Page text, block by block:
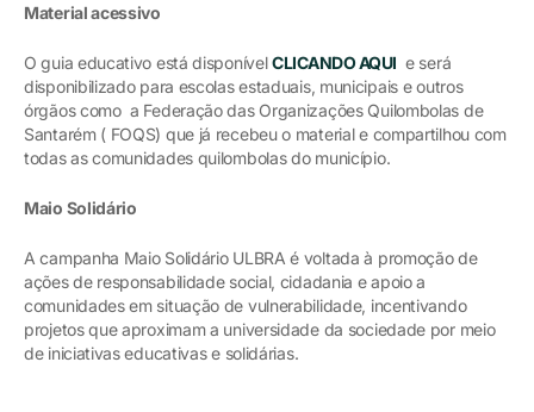
Material acessivo
O guia educativo está disponívelCLICANDO AQUI e será
disponibilizado para escolas estaduais, municipais e outros
órgãos como a Federação das Organizações Quilombolas de
Santarém ( FOQS) que já recebeu o material e compartilhou com
todas as comunidades quilombolas do município.
Maio Solidário
A campanha Maio Solidário ULBRA é voltada à promoção de
ações de responsabilidade social, cidadania e apoio a
comunidades em situação de vulnerabilidade, incentivando
projetos que aproximam a universidade da sociedade por meio
de iniciativas educativas e solidárias.